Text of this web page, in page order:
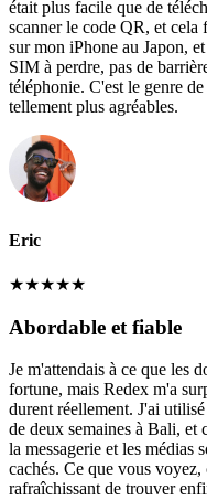
était plus facile que de
scanner le code QR, et
sur mon iPhone au Japon,
SIM à perdre, pas de
téléphonie. C'est le genre
tellement plus agréables.
Eric
★★★★★
Abordable et fiable
Je m'attendais à ce que les
fortune, mais Redex m'a
durent réellement. J'ai
de deux semaines à Bali, et
la messagerie et les médias
cachés. Ce que vous
rafraîchissant de trouver